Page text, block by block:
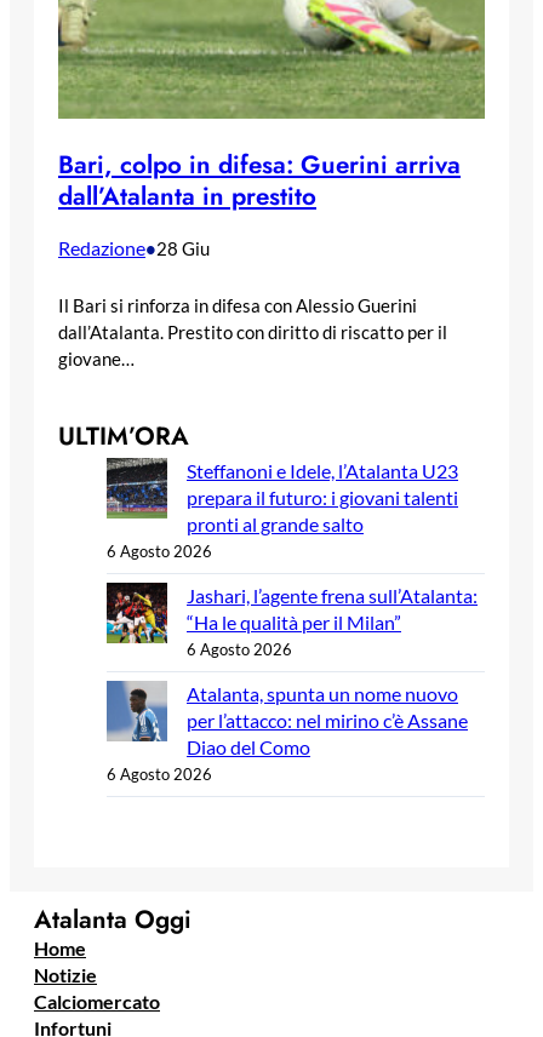
Bari, colpo in difesa: Guerini arriva
dall’Atalanta in prestito
Redazione•28 Giu
Il Bari si rinforza in difesa con Alessio Guerini
dall’Atalanta. Prestito con diritto di riscatto per il
giovane…
ULTIM’ORA
Steffanoni e Idele, l’Atalanta U23
prepara il futuro: i giovani talenti
pronti al grande salto
6 Agosto 2026
Jashari, l’agente frena sull’Atalanta:
“Ha le qualità per il Milan”
6 Agosto 2026
Atalanta, spunta un nome nuovo
per l’attacco: nel mirino c’è Assane
Diao del Como
6 Agosto 2026
Atalanta Oggi
Home
Notizie
Calciomercato
Infortuni